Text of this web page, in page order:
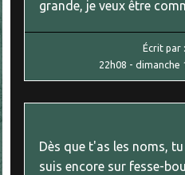
grande, je veux être
Écrit par :
22h08 -dimanche
Dès que t'as les noms,
suis encore sur fesse-